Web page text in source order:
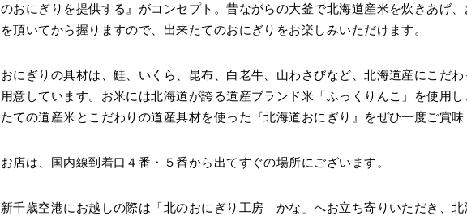
のおにぎりを提供する』がコンセプト。昔ながらの大釜で北海道産米を炊きあげ
を頂いてから握りますので、出来たてのおにぎりをお楽しみいただけます。
おにぎりの具材は、鮭、いくら、昆布、白老牛、山わさびなど、北海道産にこだ
用意しています。お米には北海道が誇る道産ブランド米「ふっくりんこ」を使用し
たての道産米とこだわりの道産具材を使った『北海道おにぎり』をぜひ一度ご賞味
お店は、国内線到着口４番・５番から出てすぐの場所にございます。
新千歳空港にお越しの際は「北のおにぎり工房 かな」へお立ち寄りいただき、